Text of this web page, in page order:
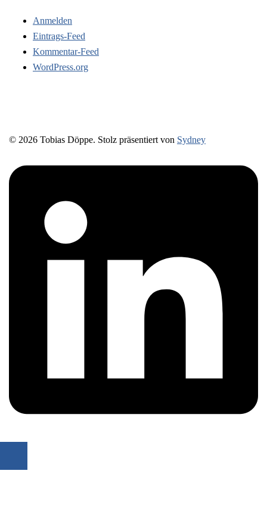
Anmelden
Eintrags-Feed
Kommentar-Feed
WordPress.org
© 2026 Tobias Döppe. Stolz präsentiert von Sydney
tobiasdoeppe/